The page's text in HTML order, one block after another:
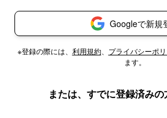
Googleで新規
※登録の際には、 利用規約、 プライバシーポ
ます。
または、すでに登録済み